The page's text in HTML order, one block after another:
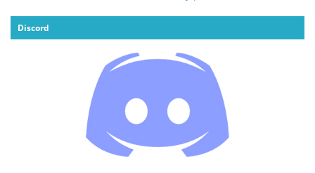
Discord